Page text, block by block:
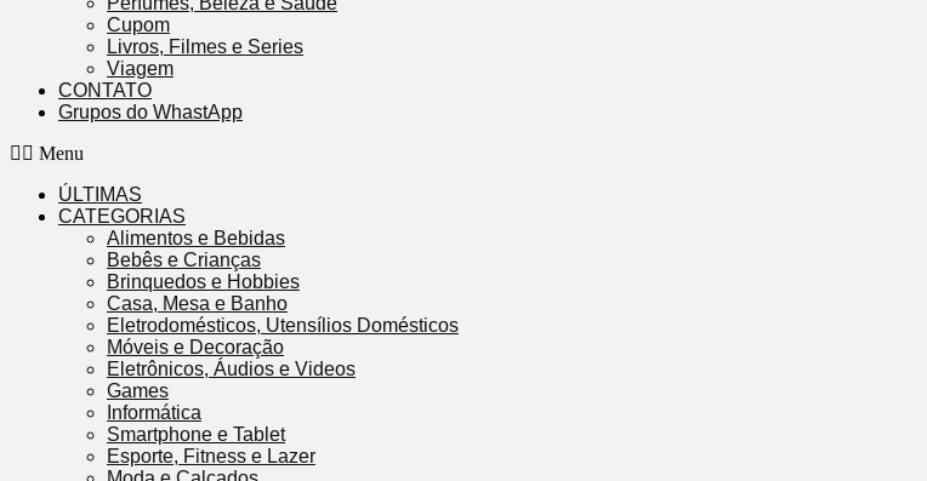
Cupom
Livros, Filmes e Series
Viagem
CONTATO
Grupos do WhastApp
Menu
ÚLTIMAS
CATEGORIAS
Alimentos e Bebidas
Bebês e Crianças
Brinquedos e Hobbies
Casa, Mesa e Banho
Eletrodomésticos, Utensílios Domésticos
Móveis e Decoração
Eletrônicos, Áudios e Videos
Games
Informática
Smartphone e Tablet
Esporte, Fitness e Lazer